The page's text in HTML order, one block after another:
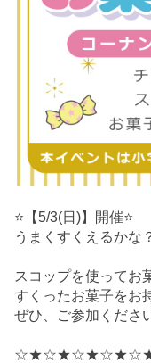
⭐️【5/3(日)】開催⭐️
うまくすくえるかな
スコップを使ってお
すくったお菓子をお
ぜひ、ご参加くださ